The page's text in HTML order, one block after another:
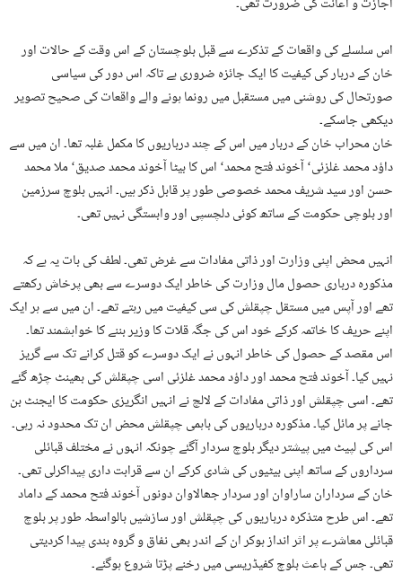
اجازت و اعانت کی ضرورت تھی۔
اس سلسلے کی واقعات کے تذکرے سے قبل بلوچستان کے اس وقت کے حالات اور
خان کے دربار کی کیفیت کا ایک جائزہ ضروری ہے تاکہ اس دور کی سیاسی
صورتحال کی روشنی میں مستقبل میں رونما ہونے والے واقعات کی صحیح تصویر
دیکھی جاسکے۔
خان محراب خان کے دربار میں اس کے چند درباریوں کا مکمل غلبہ تھا۔ ان میں سے
داؤد محمد غلزئی‘ آخوند فتح محمد‘ اس کا بیٹا آخوند محمد صدیق‘ ملا محمد
حسن اور سید شریف محمد خصوصی طور پر قابل ذکر ہیں۔ انہیں بلوچ سرزمین
اور بلوچی حکومت کے ساتھ کوئی دلچسپی اور وابستگی نہیں تھی۔
انہیں محض اپنی وزارت اور ذاتی مفادات سے غرض تھی۔ لطف کی بات یہ ہے کہ
مذکورہ درباری حصول مال وزارت کی خاطر ایک دوسرے سے بھی پرخاش رکھتے
تھے اور آپس میں مستقل چپقلش کی سی کیفیت میں رہتے تھے۔ ان میں سے ہر ایک
اپنے حریف کا خاتمہ کرکے خود اس کی جگہ قلات کا وزیر بننے کا خواہشمند تھا۔
اس مقصد کے حصول کی خاطر انہوں نے ایک دوسرے کو قتل کرانے تک سے گریز
نہیں کیا۔ آخوند فتح محمد اور داؤد محمد غلزئی اسی چپقلش کی بھینٹ چڑھ گئے
تھے۔ اسی چپقلش اور ذاتی مفادات کے لالچ نے انہیں انگریزی حکومت کا ایجنٹ بن
جانے پر مائل کیا۔ مذکورہ درباریوں کی باہمی چپقلش محض ان تک محدود نہ رہی۔
اس کی لپیٹ میں پیشتر دیگر بلوچ سردار آگئے چونکہ انہوں نے مختلف قبائلی
سرداروں کے ساتھ اپنی بیٹیوں کی شادی کرکے ان سے قرابت داری پیداکرلی تھی۔
خان کے سرداران ساراوان اور سردار جھالاوان دونوں آخوند فتح محمد کے داماد
تھے۔ اس طرح متذکرہ درباریوں کی چپقلش اور سازشیں بالواسطہ طور پر بلوچ
قبائلی معاشرے پر اثر انداز ہوکر ان کے اندر بھی نفاق و گروہ بندی پیدا کردیتی
تھی۔ جس کے باعث بلوچ کفیڈریسی میں رخنے پڑتا شروع ہوگئے۔